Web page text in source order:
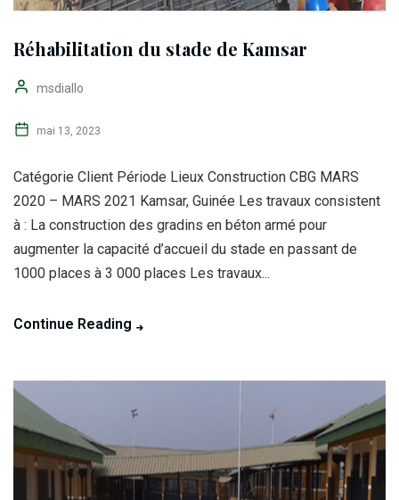
Réhabilitation du stade de Kamsar
msdiallo
mai 13, 2023
Catégorie Client Période Lieux Construction CBG MARS
2020 – MARS 2021 Kamsar, Guinée Les travaux consistent
à : La construction des gradins en béton armé pour
augmenter la capacité d’accueil du stade en passant de
1000 places à 3 000 places Les travaux...
Continue Reading